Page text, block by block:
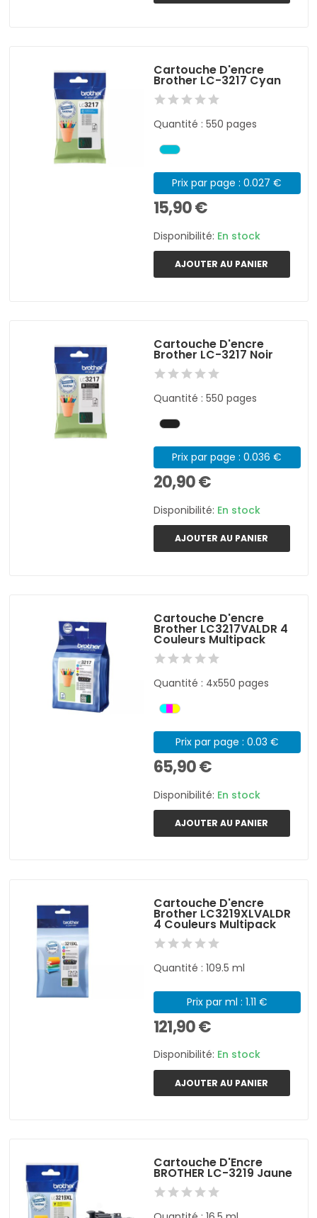
Cartouche D'encre
Brother LC-3217 Cyan
Quantité : 550 pages
Prix par page : 0.027 €
15,90 €
Disponibilité: En stock
AJOUTER AU PANIER
Cartouche D'encre
Brother LC-3217 Noir
Quantité : 550 pages
Prix par page : 0.036 €
20,90 €
Disponibilité: En stock
AJOUTER AU PANIER
Cartouche D'encre
Brother LC3217VALDR 4
Couleurs Multipack
Quantité : 4x550 pages
Prix par page : 0.03 €
65,90 €
Disponibilité: En stock
AJOUTER AU PANIER
Cartouche D'encre
Brother LC3219XLVALDR
4 Couleurs Multipack
Quantité : 109.5 ml
Prix par ml : 1.11 €
121,90 €
Disponibilité: En stock
AJOUTER AU PANIER
Cartouche D'Encre
BROTHER LC-3219 Jaune